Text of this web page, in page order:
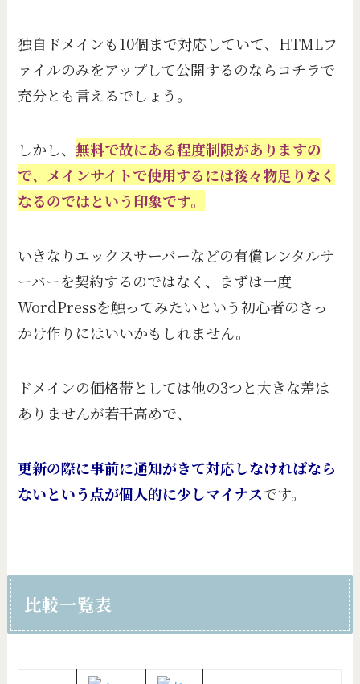
独自ドメインも10個まで対応していて、HTMLフ
ァイルのみをアップして公開するのならコチラで
充分とも言えるでしょう。
しかし、無料で故にある程度制限がありますの
で、メインサイトで使用するには後々物足りなく
なるのではという印象です。
いきなりエックスサーバーなどの有償レンタルサ
ーバーを契約するのではなく、まずは一度
WordPressを触ってみたいという初心者のきっ
かけ作りにはいいかもしれません。
ドメインの価格帯としては他の3つと大きな差は
ありませんが若干高めで、
更新の際に事前に通知がきて対応しなければなら
ないという点が個人的に少しマイナスです。
比較一覧表